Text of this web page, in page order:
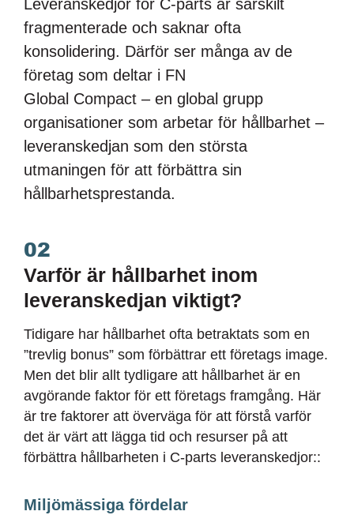
Leveranskedjor för C-parts är särskilt
fragmenterade och saknar ofta
konsolidering. Därför ser många av de
företag som deltar i FN
Global Compact – en global grupp
organisationer som arbetar för hållbarhet –
leveranskedjan som den största
utmaningen för att förbättra sin
hållbarhetsprestanda.
02
Varför är hållbarhet inom
leveranskedjan viktigt?
Tidigare har hållbarhet ofta betraktats som en
”trevlig bonus” som förbättrar ett företags image.
Men det blir allt tydligare att hållbarhet är en
avgörande faktor för ett företags framgång. Här
är tre faktorer att överväga för att förstå varför
det är värt att lägga tid och resurser på att
förbättra hållbarheten i C-parts leveranskedjor::
Miljömässiga fördelar